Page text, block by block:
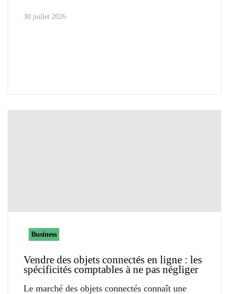
30 juillet 2026
Business
Vendre des objets connectés en ligne : les
spécificités comptables à ne pas négliger
Le marché des objets connectés connaît une